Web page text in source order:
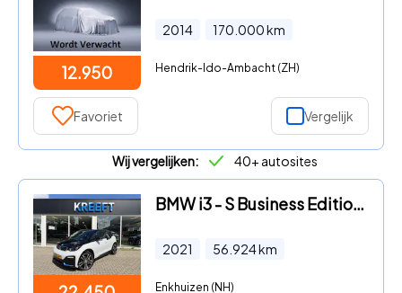
12.950
2014 170.000km
Hendrik-Ido-Ambacht (ZH)
Favoriet Vergelijk
Wij vergelijken: 40+ autosites
BMW i3 - S Business Edition 120Ah 42 kWh SOH 93% | Apple Carplay | St
2021 56.924km
Enkhuizen (NH)